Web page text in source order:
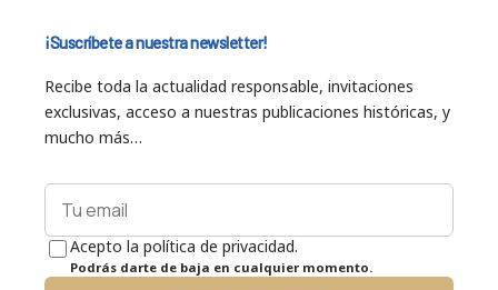
¡Suscríbete a nuestra newsletter!
Recibe toda la actualidad responsable, invitaciones
exclusivas, acceso a nuestras publicaciones históricas, y
mucho más…
Acepto la política de privacidad.
Podrás darte de baja en cualquier momento.